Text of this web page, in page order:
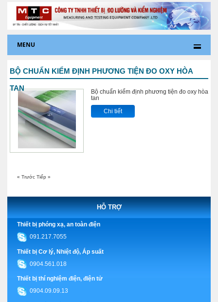
MENU
BỘ CHUẨN KIỂM ĐỊNH PHƯƠNG TIỆN ĐO OXY HÒA
TAN
Bộ chuẩn kiểm định phương tiện đo oxy hòa
tan
Chi tiết
« Trước Tiếp »
HỖ TRỢ
Thiết bị phóng xạ, an toàn điện
091.217.7055
Thiết bị Cơ lý, Nhiệt độ, Áp suất
0904.561.018
Thiết bị thí nghiệm điện, điện tử
0904.09.09.13